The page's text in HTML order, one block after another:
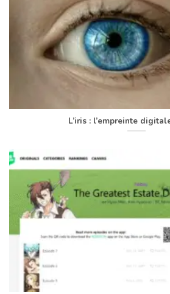
L’iris : l’empreinte